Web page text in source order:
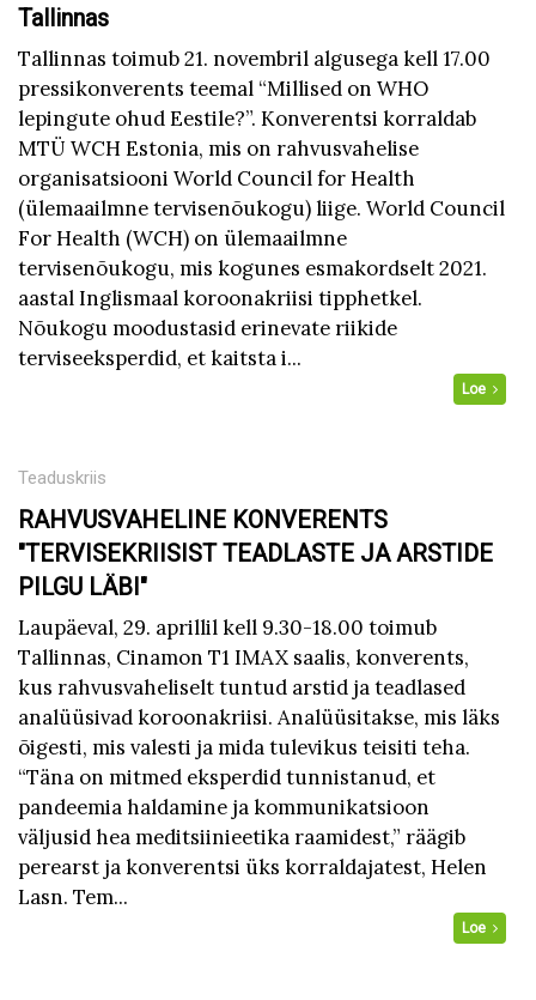
Tallinnas
Tallinnas toimub 21. novembril algusega kell 17.00
pressikonverents teemal “Millised on WHO
lepingute ohud Eestile?”. Konverentsi korraldab
MTÜ WCH Estonia, mis on rahvusvahelise
organisatsiooni World Council for Health
(ülemaailmne tervisenõukogu) liige. World Council
For Health (WCH) on ülemaailmne
tervisenõukogu, mis kogunes esmakordselt 2021.
aastal Inglismaal koroonakriisi tipphetkel.
Nõukogu moodustasid erinevate riikide
terviseeksperdid, et kaitsta i...
Loe
Teaduskriis
RAHVUSVAHELINE KONVERENTS
"TERVISEKRIISIST TEADLASTE JA ARSTIDE
PILGU LÄBI"
Laupäeval, 29. aprillil kell 9.30-18.00 toimub
Tallinnas, Cinamon T1 IMAX saalis, konverents,
kus rahvusvaheliselt tuntud arstid ja teadlased
analüüsivad koroonakriisi. Analüüsitakse, mis läks
õigesti, mis valesti ja mida tulevikus teisiti teha.
“Täna on mitmed eksperdid tunnistanud, et
pandeemia haldamine ja kommunikatsioon
väljusid hea meditsiinieetika raamidest,” räägib
perearst ja konverentsi üks korraldajatest, Helen
Lasn. Tem...
Loe